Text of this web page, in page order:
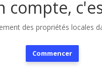
compte,
des propriétés locales
Commencer